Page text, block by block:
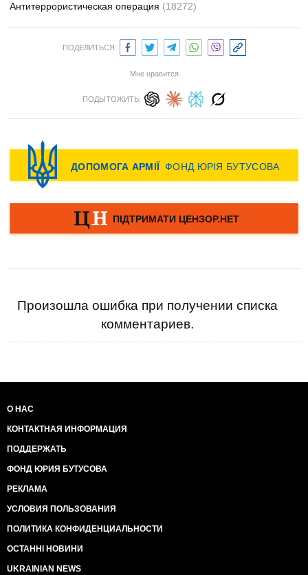
Антитеррористическая операция (18272)
ПОДЕЛИТЬСЯ:
Мне нравится
ПОДЫТОЖИТЬ:
Произошла ошибка при получении списка
комментариев.
О НАС
КОНТАКТНАЯ ИНФОРМАЦИЯ
ПОДДЕРЖАТЬ
ФОНД ЮРИЯ БУТУСОВА
РЕКЛАМА
УСЛОВИЯ ПОЛЬЗОВАНИЯ
ПОЛИТИКА КОНФИДЕНЦИАЛЬНОСТИ
ОСТАННІ НОВИНИ
UKRAINIAN NEWS